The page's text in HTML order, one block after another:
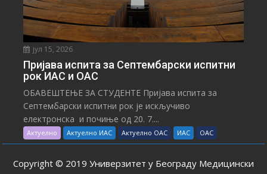
јул 15, 2026
Пријава испита за Септембарски испитни
рок ИАС и ОАС
ОБАВЕШТЕЊЕ ЗА СТУДЕНТЕ Пријава испита за
Септембарски испитни рок је искључиво
електронска и почиње од 20. 7....
Актуелно Актуелно ИАС Актуелно ОАС ИАС ОАС
Copyright © 2019 Универзитет у Београду Медицински